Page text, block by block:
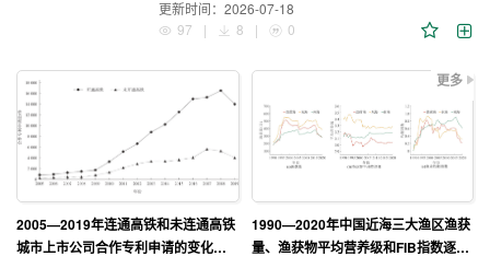
更新时间： 2026-07-18
97
| 8 | 0
2005—2019年连通高铁和未连通高铁
城市上市公司合作专利申请的变化趋
1990—2020年中国近海三大渔区渔获
量、渔获物平均营养级和FIB指数逐年
更多